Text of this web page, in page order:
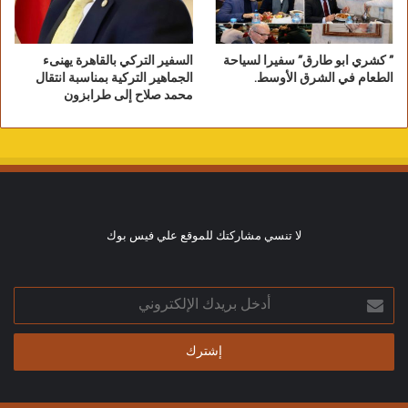
والتلقي، واستمرارية آفاق مسرحية كثمرة جهدٍ
متصل وعملٍ مخلص ..
” كشري ابو طارق” سفيرا لسياحة
الطعام في الشرق الأوسط.
السفير التركي بالقاهرة يهنىء
الجماهير التركية بمناسبة انتقال
محمد صلاح إلى طرابزون
لا تنسي مشاركتك للموقع علي فيس بوك
أدخل
بريدك
الإلكتروني